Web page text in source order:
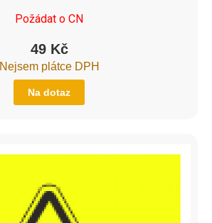
Požádat o CN
49 Kč
Nejsem plátce DPH
Na dotaz